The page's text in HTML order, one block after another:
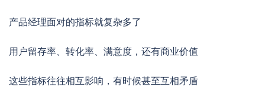
产品经理面对的指标就复杂多了
用户留存率、转化率、满意度，还有商业价值
这些指标往往相互影响，有时候甚至互相矛盾